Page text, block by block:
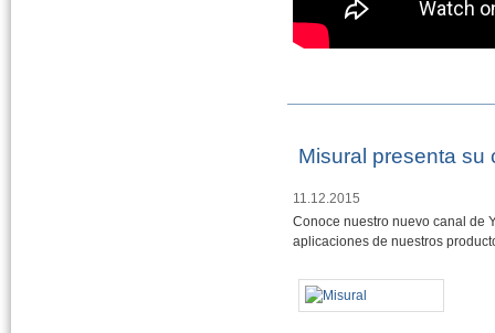
Misural presenta su
11.12.2015
Conoce nuestro nuevo canal de
aplicaciones de nuestros